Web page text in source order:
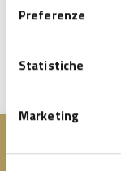
Preferenze
Statistiche
Marketing